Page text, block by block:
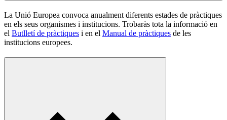
La Unió Europea convoca anualment diferents estades de pràctiques
en els seus organismes i institucions. Trobaràs tota la informació en
el Butlletí de pràctiques i en el Manual de pràctiques de les
institucions europees.